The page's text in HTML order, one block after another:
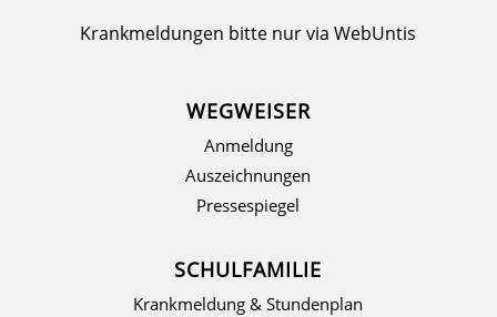
Krankmeldungen bitte nur viaWebUntis
WEGWEISER
Anmeldung
Auszeichnungen
Pressespiegel
SCHULFAMILIE
Krankmeldung & Stundenplan